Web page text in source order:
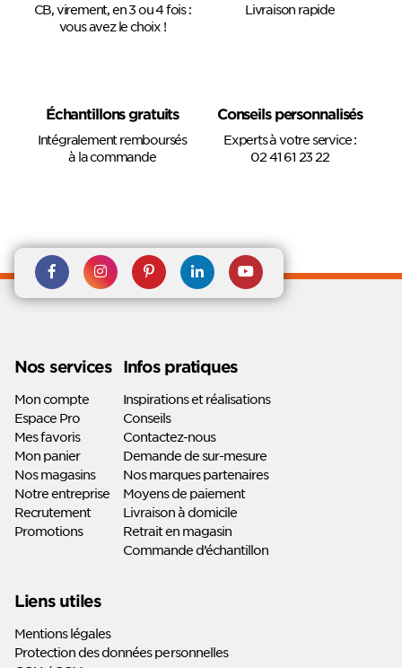
CB, virement, en 3 ou 4 fois :
vous avez le choix !
Livraison rapide
Échantillons gratuits
Intégralement remboursés
à la commande
Conseils personnalisés
Experts à votre service :
02 41 61 23 22
Rejoignez nous sur Facebook
Suivez-nous surSuivez-nous sur
Suivez- Suivez-
Nos services
Mon compte
Espace Pro
Mes favoris
Mon panier
Nos magasins
Notre entreprise
Recrutement
Promotions
Infos pratiques
Inspirations et réalisations
Conseils
Contactez-nous
Demande de sur-mesure
Nos marques partenaires
Moyens de paiement
Livraison à domicile
Retrait en magasin
Commande d’échantillon
Liens utiles
Mentions légales
Protection des données personnelles